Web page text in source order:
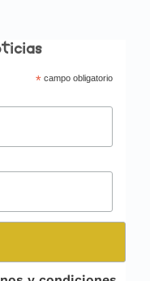
* campo obligatorio